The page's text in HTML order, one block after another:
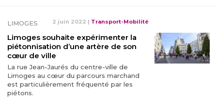
LIMOGES 2 juin 2022 | Transport-Mobilité
Limoges souhaite expérimenter la
piétonnisation d’une artère de son
cœur de ville
La rue Jean-Jaurés du centre-ville de
Limoges au cœur du parcours marchand
est particulièrement fréquenté par les
piétons.